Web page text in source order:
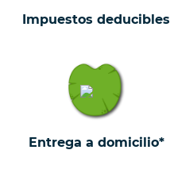
Impuestos deducibles
Entrega a domicilio*